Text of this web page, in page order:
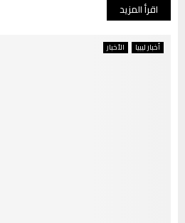
اقرأ المزيد
أخبار ليبيا الأخبار